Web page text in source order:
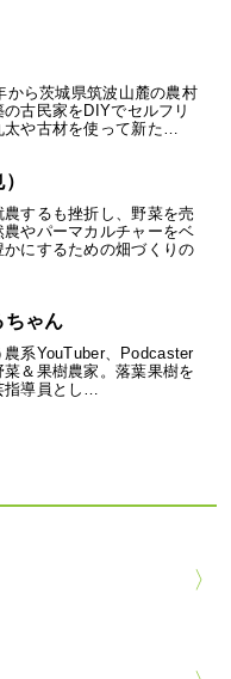
から茨城県筑波山麓の農村
古民家をDIYでセルフリ
や古材を使って新た…
するも挫折し、野菜を売
やパーマカルチャーをベ
にするための畑づくりの
ゃん
農系YouTuber、Podcaster
＆果樹農家。落葉果樹を
導員とし…